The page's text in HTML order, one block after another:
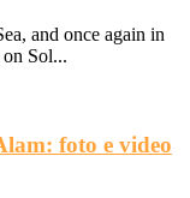
and once again in
Sol...
foto e video